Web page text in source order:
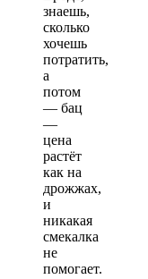
знаешь,
сколько
хочешь
потратить,
а
потом
— бац
—
цена
растёт
как на
дрожжах,
и
никакая
смекалка
не
помогает.